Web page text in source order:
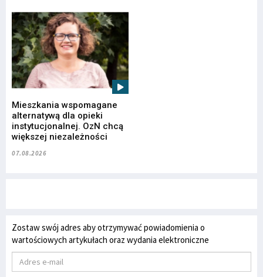
Mieszkania wspomagane
alternatywą dla opieki
instytucjonalnej. OzN chcą
większej niezależności
07.08.2026
Zostaw swój adres aby otrzymywać powiadomienia o
wartościowych artykułach oraz wydania elektroniczne